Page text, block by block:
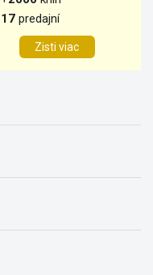
17 predajní
Zisti viac